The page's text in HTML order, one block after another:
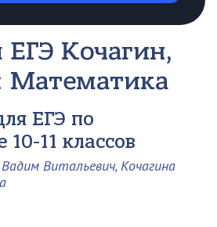
ЕГЭ Кочагин,
Математика
ЕГЭ по
11 классов
Витальевич, Кочагина